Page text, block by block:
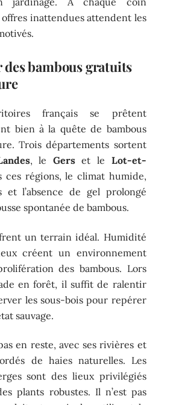
offres inattendues attendent les
des bambous gratuits
français se prêtent
bien à la quête de bambous
Trois départements sortent
, le Gerset le Lot-et-
ces régions, le climat humide,
et l’absence de gel prolongé
spontanée de bambous.
un terrain idéal. Humidité
créent un environnement
des bambous. Lors
en forêt, il suffit de ralentir
les sous-bois pour repérer
sauvage.
en reste, avec ses rivières et
de haies naturelles. Les
sont des lieux privilégiés
plants robustes. Il n’est pas